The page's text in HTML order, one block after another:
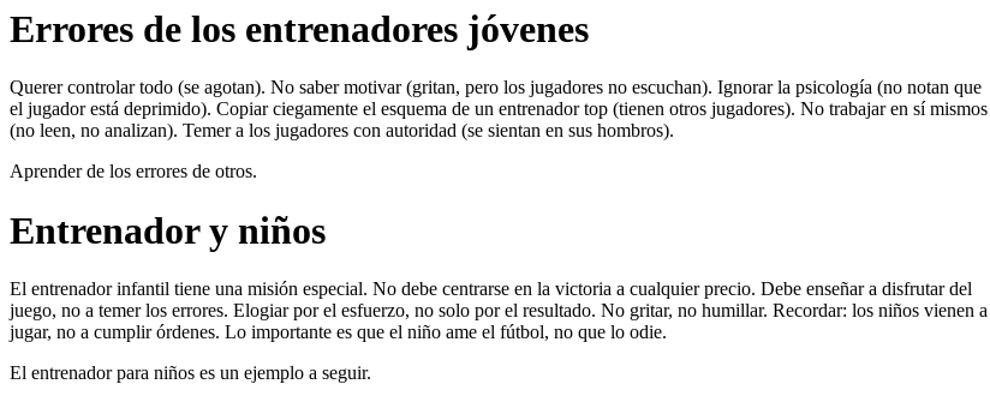
Errores de los entrenadores jóvenes
Querer controlar todo (se agotan). No saber motivar (gritan, pero los jugadores no escuchan). Ignorar la psicología (no notan que
el jugador está deprimido). Copiar ciegamente el esquema de un entrenador top (tienen otros jugadores). No trabajar en sí mismos
(no leen, no analizan). Temer a los jugadores con autoridad (se sientan en sus hombros).
Aprender de los errores de otros.
Entrenador y niños
El entrenador infantil tiene una misión especial. No debe centrarse en la victoria a cualquier precio. Debe enseñar a disfrutar del
juego, no a temer los errores. Elogiar por el esfuerzo, no solo por el resultado. No gritar, no humillar. Recordar: los niños vienen a
jugar, no a cumplir órdenes. Lo importante es que el niño ame el fútbol, no que lo odie.
El entrenador para niños es un ejemplo a seguir.